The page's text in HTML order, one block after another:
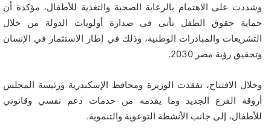
وشددت على الاهتمام بالرعاية الصحية والتغذية للأطفال، مؤكدة أن
حماية حقوق الطفل تأتي في صدارة أولويات الدولة من خلال
التشريعات والمبادرات الوطنية، وذلك في إطار الاستثمار في الإنسان
وتحقيق رؤية مصر 2030.
وخلال الافتتاح، تفقدت الوزيرة ومحافظ الإسكندرية ورئيسة المجلس
أروقة الفرع الجديد وما يقدمه من خدمات دعم نفسي وقانوني
للأطفال، إلى جانب الأنشطة التوعوية والتنموية.